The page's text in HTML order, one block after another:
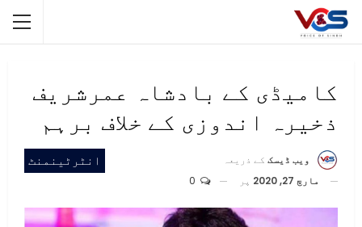
کامیڈی کے بادشاہ عمرشریف
ذخیرہ اندوزی کے خلاف برہم
انٹرٹینمنٹ ویب ڈیسک کے ذریعہ
مارچ 27, 2020
پر